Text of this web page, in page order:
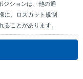
ジションは、他の通
に、ロスカット規制
ことがあります。